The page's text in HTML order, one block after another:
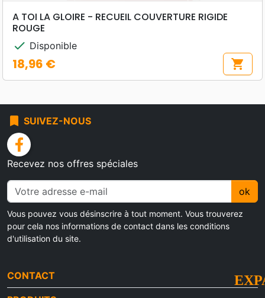
A TOI LA GLOIRE - RECUEIL COUVERTURE RIGIDE
ROUGE
check Disponible
Prix
18,96 € shopping_cart
bookmark SUIVEZ-NOUS
facebook
Recevez nos offres spéciales
ok
Vous pouvez vous désinscrire à tout moment. Vous trouverez
pour cela nos informations de contact dans les conditions
d'utilisation du site.
CONTACT